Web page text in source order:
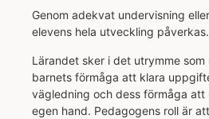
Genom adekvat undervisning
elevens hela utveckling påverkas.
Lärandet sker i det utrymme som
barnets förmåga att klara
vägledning och dess förmåga
egen hand. Pedagogens roll är